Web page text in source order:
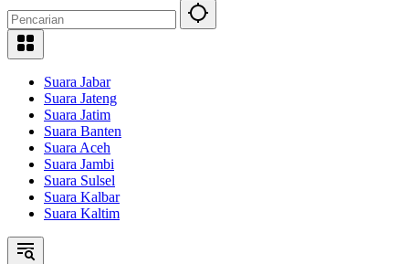
Suara Jabar
Suara Jateng
Suara Jatim
Suara Banten
Suara Aceh
Suara Jambi
Suara Sulsel
Suara Kalbar
Suara Kaltim